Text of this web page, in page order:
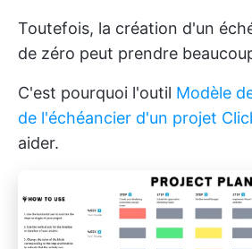
Toutefois, la création d'un
de zéro peut prendre
C'est pourquoi l'outil Modèle
de l'échéancier d'un projet
aider.